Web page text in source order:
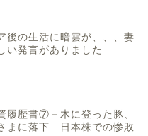
後の生活に暗雲が、、、妻
い発言がありました
履歴書⑦－木に登った豚、
まに落下 日本株での惨敗